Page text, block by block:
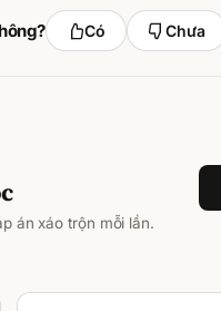
Có Chưa
án xáo trộn mỗi lần.